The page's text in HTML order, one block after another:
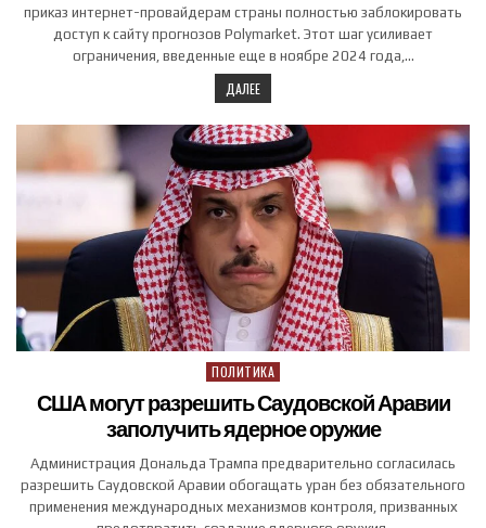
приказ интернет-провайдерам страны полностью заблокировать
доступ к сайту прогнозов Polymarket. Этот шаг усиливает
ограничения, введенные еще в ноябре 2024 года,…
ДАЛЕЕ
Posted in
ПОЛИТИКА
США могут разрешить Саудовской Аравии
заполучить ядерное оружие
Администрация Дональда Трампа предварительно согласилась
разрешить Саудовской Аравии обогащать уран без обязательного
применения международных механизмов контроля, призванных